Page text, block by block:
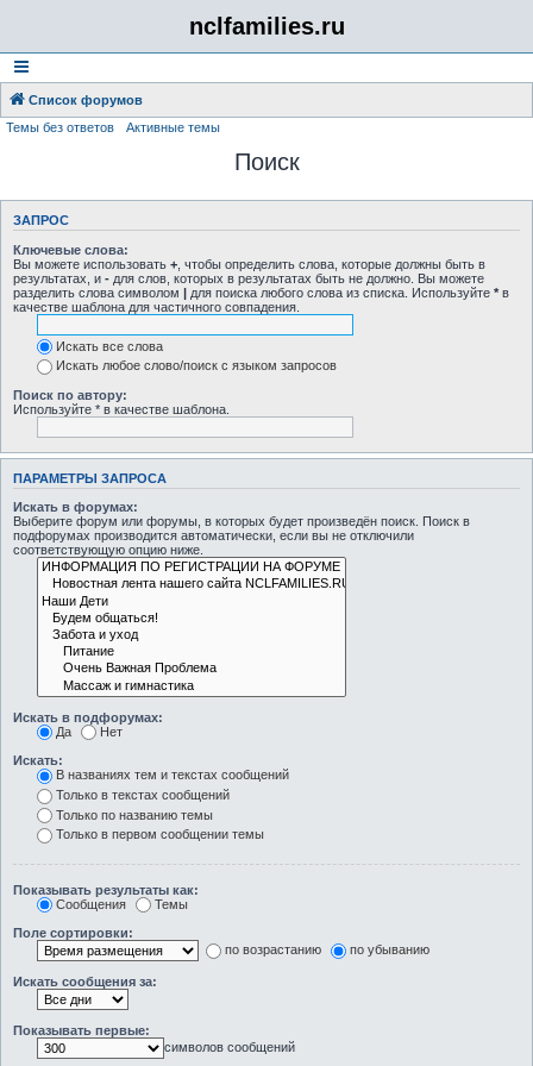
nclfamilies.ru
Список форумов
Темы без ответов
Активные темы
Поиск
ЗАПРОС
Ключевые слова:
Вы можете использовать + , чтобы определить слова, которые должны быть в
результатах, и - для слов, которых в результатах быть не должно. Вы можете
разделить слова символом | для поиска любого слова из списка. Используйте * в
качестве шаблона для частичного совпадения.
Искать все слова
Искать любое слово/поиск с языком запросов
Поиск по автору:
Используйте * в качестве шаблона.
ПАРАМЕТРЫ ЗАПРОСА
Искать в форумах:
Выберите форум или форумы, в которых будет произведён поиск. Поиск в
подфорумах производится автоматически, если вы не отключили
соответствующую опцию ниже.
Искать в подфорумах:
Да
Нет
Искать:
В названиях тем и текстах сообщений
Только в текстах сообщений
Только по названию темы
Только в первом сообщении темы
Показывать результаты как:
Сообщения
Темы
Поле сортировки:
по возрастанию
по убыванию
Искать сообщения за:
Показывать первые:
символов сообщений